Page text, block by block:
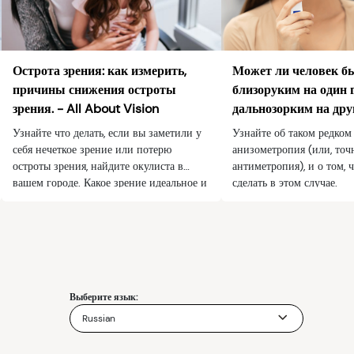
Острота зрения: как измерить,
причины снижения остроты
зрения. - All About Vision
Узнайте что делать, если вы заметили у
себя нечеткое зрение или потерю
остроты зрения, найдите окулиста в
вашем городе. Какое зрение идеальное и
Может ли человек
близоруким на один
дальнозорким на
Узнайте об таком
анизометропия (или,
антиметропия), и о том,
сделать в этом случае.
Выберите язык:
Russian